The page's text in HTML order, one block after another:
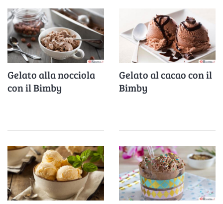
Gelato alla nocciola
con il Bimby
Gelato al cacao con il
Bimby